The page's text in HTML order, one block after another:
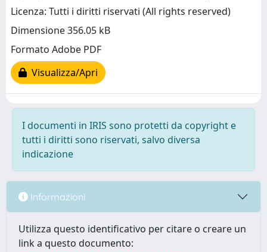
Licenza: Tutti i diritti riservati (All rights reserved)
Dimensione 356.05 kB
Formato Adobe PDF
Visualizza/Apri
I documenti in IRIS sono protetti da copyright e
tutti i diritti sono riservati, salvo diversa
indicazione
Informazioni
Utilizza questo identificativo per citare o creare un
link a questo documento: